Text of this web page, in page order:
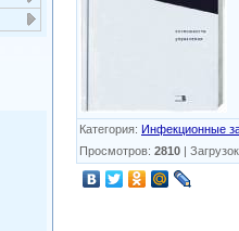
Категория: Инфекционные
Просмотров: 2810 | Загрузок